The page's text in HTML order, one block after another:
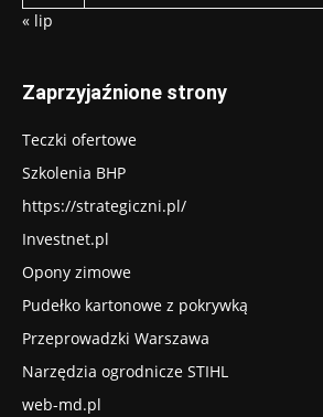
« lip
Zaprzyjaźnione strony
Teczki ofertowe
Szkolenia BHP
https://strategiczni.pl/
Investnet.pl
Opony zimowe
Pudełko kartonowe z pokrywką
Przeprowadzki Warszawa
Narzędzia ogrodnicze STIHL
web-md.pl